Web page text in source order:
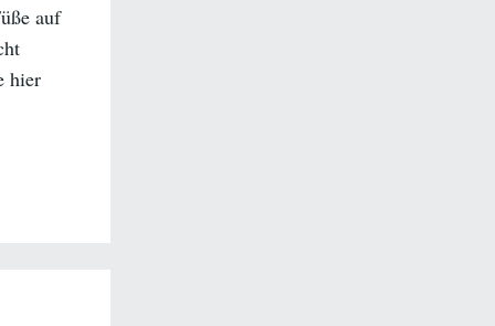
auf
hier